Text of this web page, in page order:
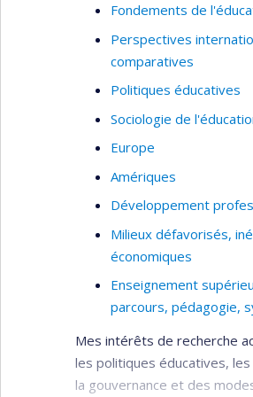
l’équité, documentant le
les directions
pluriethnique à la
Montréal. Ses plus récentes
sur les inégalités à
vue des étudiants racisés.
améliorer les pratiques et
dans l’enseignement
Intérêts de recherche
Enjeux ethnoculturels
Inégalités scolaires et
Pratiques d'équité et
scolaire pluriethnique
Enseignement
Fondements de
Perspectives
comparatives
Politiques éducatives
Sociologie de
Europe
Amériques
Développement
Milieux défavorisés,
économiques
Enseignement
parcours, pédagogie,
Mes intérêts de recherche
les politiques éducatives,
la gouvernance et des